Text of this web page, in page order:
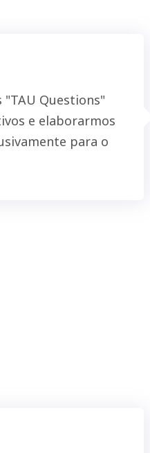
Questions"
e elaborarmos
para o